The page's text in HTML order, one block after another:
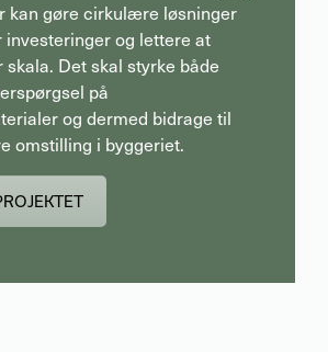
kan gøre cirkulære løsninger
og lettere at
skala. Det skal styrke både
på
og dermed bidrage til
omstilling i byggeriet.